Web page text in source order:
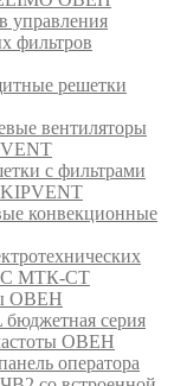
управления
фильтров
решетки
вентиляторы
с фильтрами
конвекционные
МТК-СТ
ОВЕН
серия
ОВЕН
оператора